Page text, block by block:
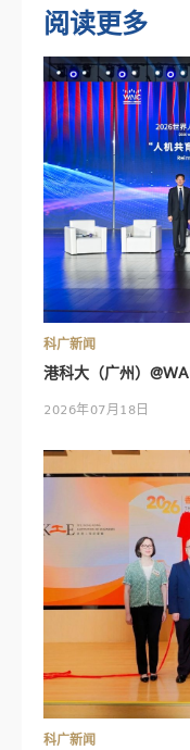
阅读更多
科广新闻
港科大（广州）
2026年07月18日
科广新闻